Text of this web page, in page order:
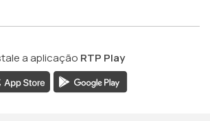
a aplicação RTP Play